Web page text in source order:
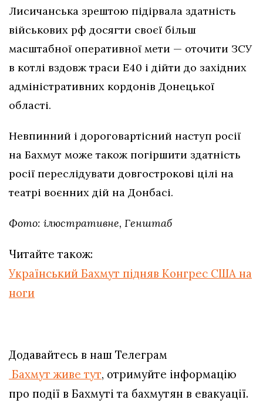
Лисичанська зрештою підірвала здатність
військових рф досягти своєї більш
масштабної оперативної мети — оточити ЗСУ
в котлі вздовж траси Е40 і дійти до західних
адміністративних кордонів Донецької
області.
Невпинний і дороговартісний наступ росії
на Бахмут може також погіршити здатність
росії переслідувати довгострокові цілі на
театрі воєнних дій на Донбасі.
Фото: ілюстративне, Генштаб
Читайте також:
Український Бахмут підняв Конгрес США на
ноги
Додавайтесь в наш Телеграм
Бахмут живе тут, отримуйте інформацію
про події в Бахмуті та бахмутян в евакуації.